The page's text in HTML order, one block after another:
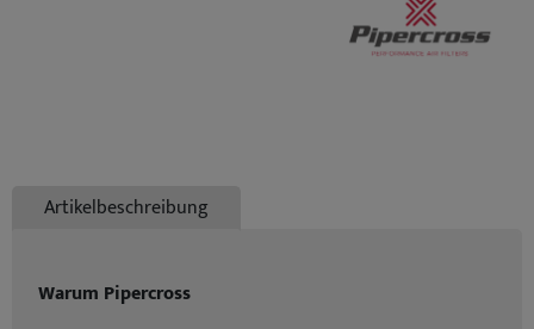
Artikelbeschreibung
Warum Pipercross